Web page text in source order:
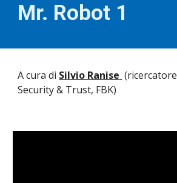
Mr. Robot 1
A cura di Silvio Ranise (ricercatore
Security & Trust, FBK)